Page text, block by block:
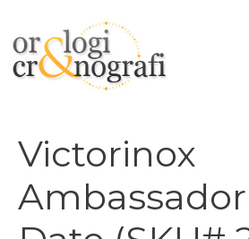
contenuto
Victorinox